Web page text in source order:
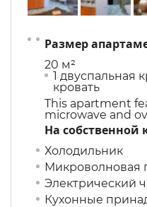
Размер
20 м²
1 двуспальная
кровать
This apartment
microwave and
На собственной
Холодильник
Микроволновая
Электрический
Кухонные